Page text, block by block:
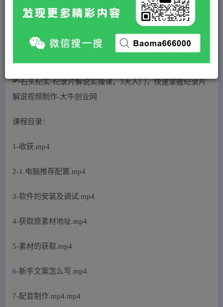
黄金会员 2 超级会员(永久VIP) 免费
站长QQ：1970819299
课程目录：
1-收获.mp4
2-1.电脑推荐配置.mp4
3-软件的安装及调试.mp4
4-获取原素材地址.mp4
5-素材的获取.mp4
6-新手文案怎么写.mp4
7-配音制作.mp4.mp4